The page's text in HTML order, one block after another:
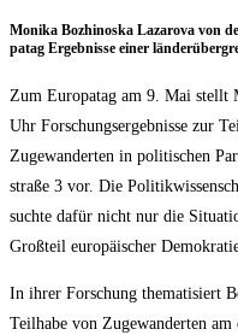
Moni­ka Bozhi­no­ska Laza­ro­va von
pa­tag Ergeb­nis­se einer
Zum Euro­pa­tag am 9. Mai stellt
Uhr For­schungs­er­geb­nis­se zur
Zuge­wan­der­ten in poli­ti­schen
stra­ße 3 vor. Die
such­te dafür nicht nur die
Groß­teil euro­päi­scher
In ihrer For­schung the­ma­ti­siert
Teil­ha­be von Zuge­wan­der­ten